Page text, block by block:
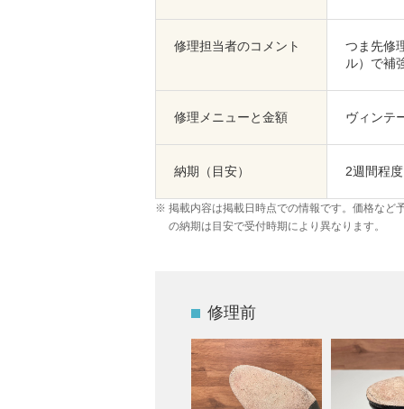
修理担当者のコメント
つま先修
ル）で補
修理メニューと金額 ヴィンテ
納期（目安） 2週間程
掲載内容は掲載日時点での情報です。価格など
の納期は目安で受付時期により異なります。
修理前